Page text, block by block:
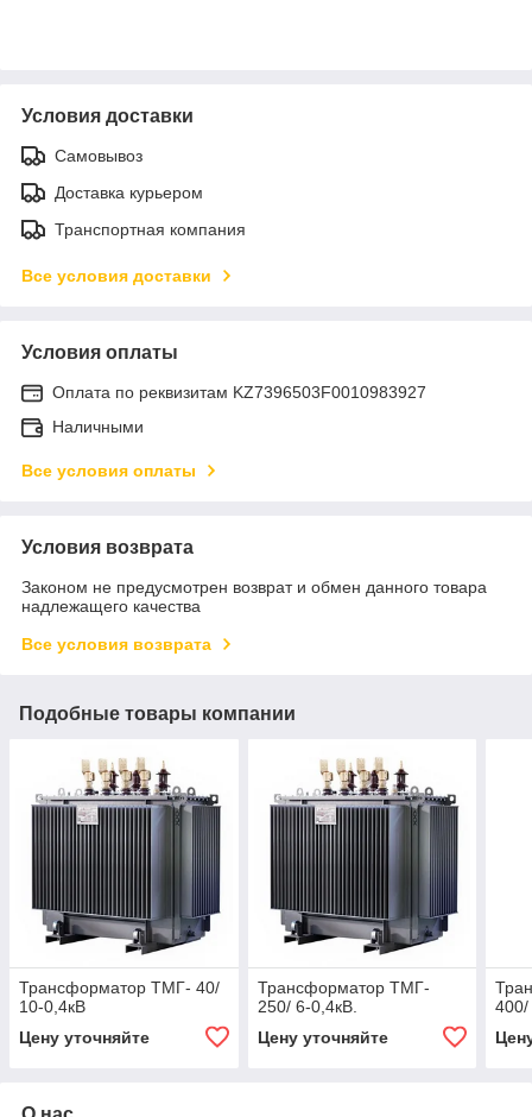
Условия доставки
Самовывоз
Доставка курьером
Транспортная компания
Все условия доставки
Условия оплаты
Оплата по реквизитам KZ7396503F0010983927
Наличными
Все условия оплаты
Условия возврата
Законом не предусмотрен возврат и обмен данного товара
надлежащего качества
Все условия возврата
Подобные товары компании
Трансформатор ТМГ- 40/
10-0,4кВ
Цену уточняйте
Трансформатор ТМГ-
250/ 6-0,4кВ.
Цену уточняйте
400/